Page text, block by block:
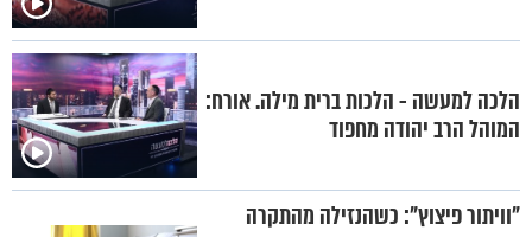
הלכה למעשה - הלכות ברית מילה. אורח:
המוהל הרב יהודה מחפוד
"וויתור פיצוץ": כשהנזילה מהתקרה